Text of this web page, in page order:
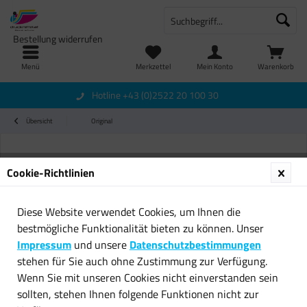
Menü Warenkorb
Merkzettel
Bestellung widerrufen
Mein Konto
Hotline +43 (0)2522 20 100 30
Übersicht Original
Cookie-Richtlinien
Diese Website verwendet Cookies, um Ihnen die
bestmögliche Funktionalität bieten zu können. Unser
Impressum und unsere Datenschutzbestimmungen
stehen für Sie auch ohne Zustimmung zur Verfügung.
Wenn Sie mit unseren Cookies nicht einverstanden sein
sollten, stehen Ihnen folgende Funktionen nicht zur